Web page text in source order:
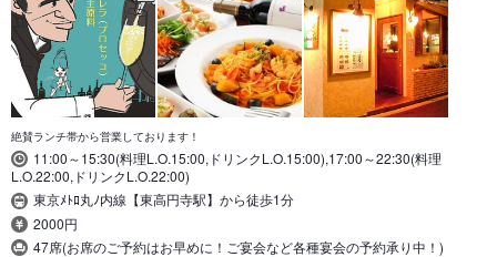
絶賛ランチ帯から営業しております！
11:00～15:30(料理L.O.15:00,ドリンクL.O.15:00),17:00～22:30(料理
L.O.22:00,ドリンクL.O.22:00)
東京ﾒﾄﾛ丸ﾉ内線【東高円寺駅】から徒歩1分
2000円
47席(お席のご予約はお早めに！ご宴会など各種宴会の予約承り中！)